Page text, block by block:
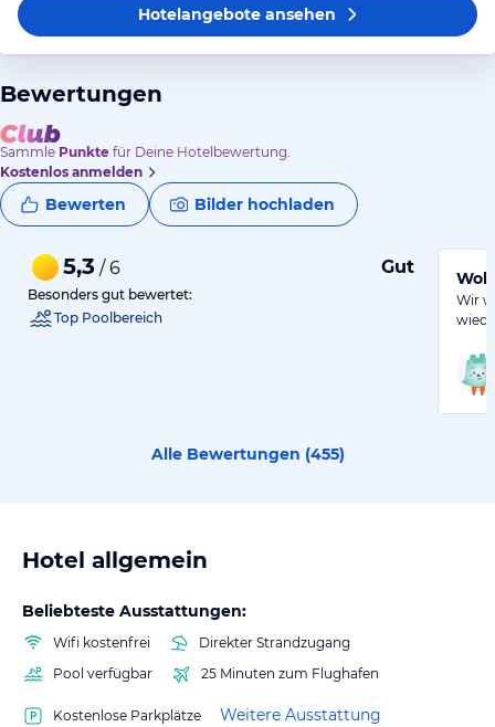
Hotelangeboteansehen
Bewertungen
Sammle Punkte für Deine Hotelbewertung.
Kostenlos anmelden
Bewerten Bilder hochladen
5,3 / 6 Gut
Besonders gut bewertet:
Top Poolbereich
Wir
Alle Bewertungen (455)
Hotel allgemein
Beliebteste Ausstattungen:
Wifi kostenfrei
Direkter Strandzugang
Pool verfügbar
25 Minuten zum Flughafen
Kostenlose Parkplätze Weitere Ausstattung